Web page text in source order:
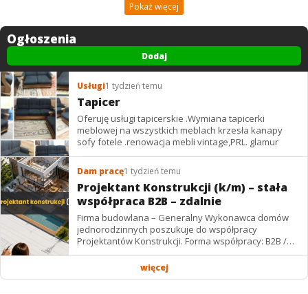
Pokaż więcej
Ogłoszenia
Dodaj
Usługi1 tydzień temu
Tapicer
Oferuję usługi tapicerskie .Wymiana tapicerki
meblowej na wszystkich meblach krzesła kanapy
sofy fotele .renowacja mebli vintage,PRL. glamur
Dam pracę1 tydzień temu
Projektant Konstrukcji (k/m) – stała
współpraca B2B – zdalnie
Firma budowlana – Generalny Wykonawca domów
jednorodzinnych poszukuje do współpracy
Projektantów Konstrukcji. Forma współpracy: B2B /
podwykonawstwo – zdalnie. Wynagrodzenie: ✔
więcej